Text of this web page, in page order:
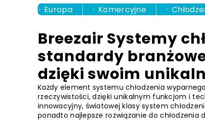
Europa Komercyjne
Breezair Systemy
standardy
dzięki swoim
Każdy element systemu chłodzenia
rzeczywistości, dzięki unikalnym funkcjom i
innowacyjny, światowej klasy system
ponadto najlepsze rozwiązanie do